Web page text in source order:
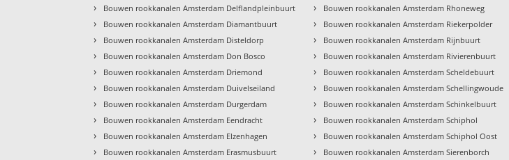
› Bouwen rookkanalen Amsterdam Delflandpleinbuurt
› Bouwen rookkanalen Amsterdam Diamantbuurt
› Bouwen rookkanalen Amsterdam Disteldorp
› Bouwen rookkanalen Amsterdam Don Bosco
› Bouwen rookkanalen Amsterdam Driemond
› Bouwen rookkanalen Amsterdam Duivelseiland
› Bouwen rookkanalen Amsterdam Durgerdam
› Bouwen rookkanalen Amsterdam Eendracht
› Bouwen rookkanalen Amsterdam Elzenhagen
› Bouwen rookkanalen Amsterdam Erasmusbuurt
› Bouwen rookkanalen Amsterdam Rhoneweg
› Bouwen rookkanalen Amsterdam Riekerpolder
› Bouwen rookkanalen Amsterdam Rijnbuurt
› Bouwen rookkanalen Amsterdam Rivierenbuurt
› Bouwen rookkanalen Amsterdam Scheldebuurt
› Bouwen rookkanalen Amsterdam Schellingwoude
› Bouwen rookkanalen Amsterdam Schinkelbuurt
› Bouwen rookkanalen Amsterdam Schiphol
› Bouwen rookkanalen Amsterdam Schiphol Oost
› Bouwen rookkanalen Amsterdam Sierenborch